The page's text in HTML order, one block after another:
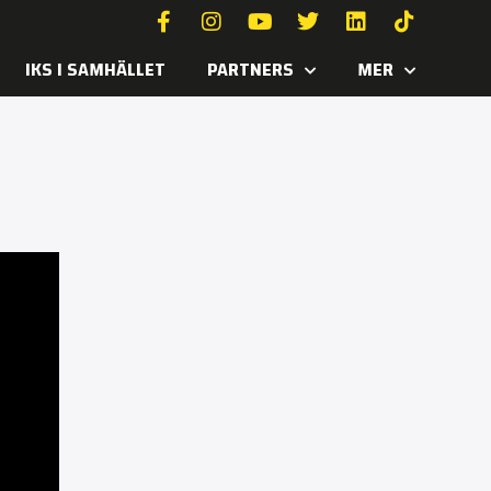
IKS I SAMHÄLLET PARTNERS MER